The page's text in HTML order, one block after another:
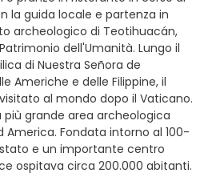
la guida locale e partenza in
archeologico di Teotihuacán,
dell'Umanità. Lungo il
di Nuestra Señora de
Americhe e delle Filippine, il
al mondo dopo il Vaticano.
più grande area archeologica
America. Fondata intorno al 100-
e un importante centro
ospitava circa 200.000 abitanti.